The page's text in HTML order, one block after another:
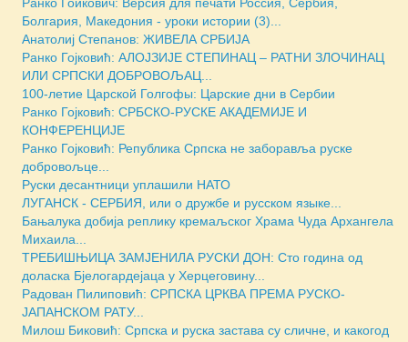
Ранко Гойкович: Версия для печати Россия, Сербия,
Болгария, Македония - уроки истории (3)...
Анатолиј Степанов: ЖИВЕЛА СРБИЈА
Ранко Гојковић: АЛОЈЗИЈЕ СТЕПИНАЦ – РАТНИ ЗЛОЧИНАЦ
ИЛИ СРПСКИ ДОБРОВОЉАЦ...
100-летие Царской Голгофы: Царские дни в Сербии
Ранко Гојковић: СРБСКО-РУСКЕ АКАДЕМИЈЕ И
КОНФЕРЕНЦИЈЕ
Ранко Гојковић: Република Српска не заборавља руске
добровољце...
Руски десантници уплашили НАТО
ЛУГАНСК - СЕРБИЯ, или о дружбе и русском языке...
Бањалука добија реплику кремаљског Храма Чуда Архангела
Михаила...
ТРЕБИШЊИЦА ЗАМЈЕНИЛА РУСКИ ДОН: Сто година од
доласка Бјелогардејаца у Херцеговину...
Радован Пилиповић: СРПСКА ЦРКВА ПРЕМА РУСКО-
ЈАПАНСКОМ РАТУ...
Милош Биковић: Српска и руска застава су сличне, и какогод